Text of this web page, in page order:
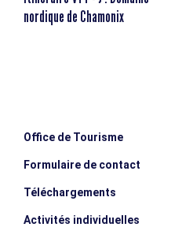
Distancia
nordique de Chamonix
Office de Tourisme
Formulaire de contact
Téléchargements
Activités individuelles